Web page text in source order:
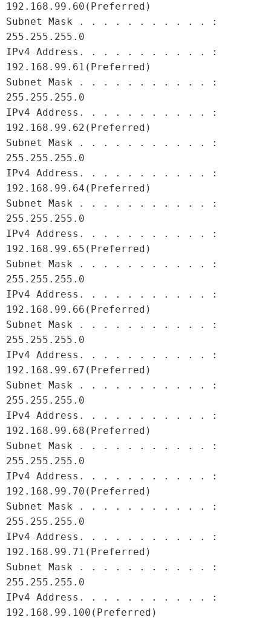
192.168.99.60(Preferred)
Subnet Mask . . . . . . . . . . . :
255.255.255.0
IPv4 Address. . . . . . . . . . . :
192.168.99.61(Preferred)
Subnet Mask . . . . . . . . . . . :
255.255.255.0
IPv4 Address. . . . . . . . . . . :
192.168.99.62(Preferred)
Subnet Mask . . . . . . . . . . . :
255.255.255.0
IPv4 Address. . . . . . . . . . . :
192.168.99.64(Preferred)
Subnet Mask . . . . . . . . . . . :
255.255.255.0
IPv4 Address. . . . . . . . . . . :
192.168.99.65(Preferred)
Subnet Mask . . . . . . . . . . . :
255.255.255.0
IPv4 Address. . . . . . . . . . . :
192.168.99.66(Preferred)
Subnet Mask . . . . . . . . . . . :
255.255.255.0
IPv4 Address. . . . . . . . . . . :
192.168.99.67(Preferred)
Subnet Mask . . . . . . . . . . . :
255.255.255.0
IPv4 Address. . . . . . . . . . . :
192.168.99.68(Preferred)
Subnet Mask . . . . . . . . . . . :
255.255.255.0
IPv4 Address. . . . . . . . . . . :
192.168.99.70(Preferred)
Subnet Mask . . . . . . . . . . . :
255.255.255.0
IPv4 Address. . . . . . . . . . . :
192.168.99.71(Preferred)
Subnet Mask . . . . . . . . . . . :
255.255.255.0
IPv4 Address. . . . . . . . . . . :
192.168.99.100(Preferred)